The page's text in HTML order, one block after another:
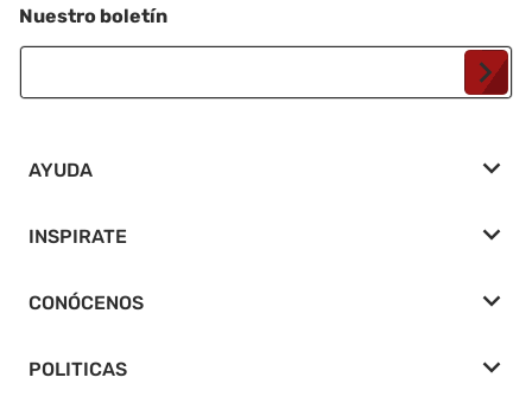
Nuestro boletín
AYUDA
INSPIRATE
CONÓCENOS
POLITICAS